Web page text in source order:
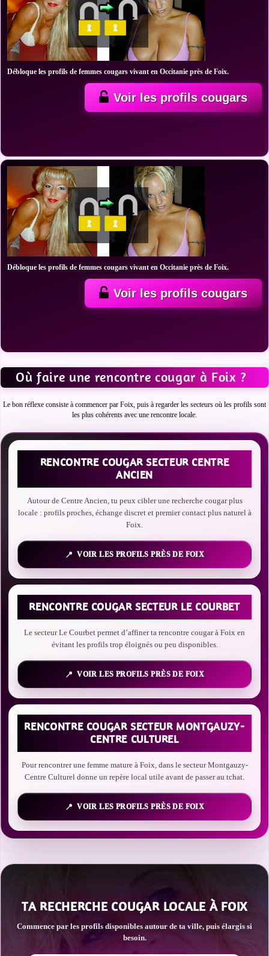
Débloque les profils de femmes cougars vivant en Occitanie près de Foix.
Voir les profils cougars
Débloque les profils de femmes cougars vivant en Occitanie près de Foix.
Voir les profils cougars
Où faire une rencontre cougar à Foix ?
Le bon réflexe consiste à commencer par Foix, puis à regarder les secteurs où les profils sont
les plus cohérents avec une rencontre locale.
RENCONTRE COUGAR SECTEUR CENTRE
ANCIEN
Autour de Centre Ancien, tu peux cibler une recherche cougar plus
locale : profils proches, échange discret et premier contact plus naturel à
Foix.
VOIR LES PROFILS PRÈS DE FOIX
RENCONTRE COUGAR SECTEUR LE COURBET
Le secteur Le Courbet permet d’affiner ta rencontre cougar à Foix en
évitant les profils trop éloignés ou peu disponibles.
VOIR LES PROFILS PRÈS DE FOIX
RENCONTRE COUGAR SECTEUR MONTGAUZY-
CENTRE CULTUREL
Pour rencontrer une femme mature à Foix, dans le secteur Montgauzy-
Centre Culturel donne un repère local utile avant de passer au tchat.
VOIR LES PROFILS PRÈS DE FOIX
TA RECHERCHE COUGAR LOCALE À FOIX
Commence par les profils disponibles autour de ta ville, puis élargis si
besoin.